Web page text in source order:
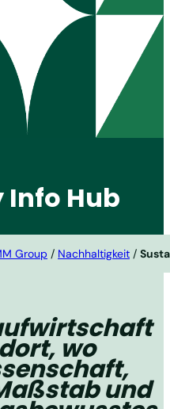
Hub
Group / Nachhaltigkeit /
wo
und